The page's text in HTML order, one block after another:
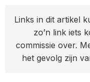
Links in dit artikel
zo’n link iets
commissie over.
het gevolg zijn